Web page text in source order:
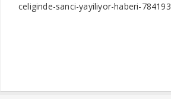
celiginde-sanci-yayiliyor-haberi-784193